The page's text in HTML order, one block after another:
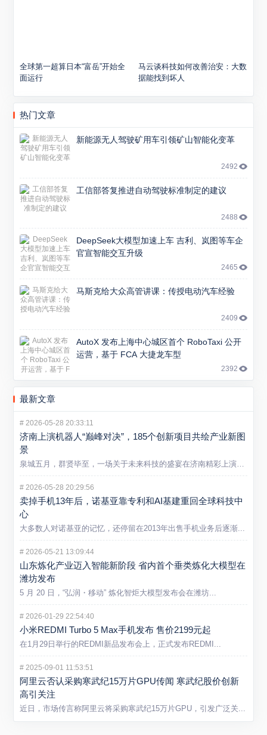
全球第一超算日本“富岳”开始全
面运行
马云谈科技如何改善治安：大数
据能找到坏人
热门文章
新能源无人驾驶矿用车引领矿山智能化变革
2492
工信部答复推进自动驾驶标准制定的建议
2488
DeepSeek大模型加速上车 吉利、岚图等车企
官宣智能交互升级
2465
马斯克给大众高管讲课：传授电动汽车经验
2409
AutoX 发布上海中心城区首个 RoboTaxi 公开
运营，基于 FCA 大捷龙车型
2392
最新文章
# 2026-05-28 20:33:11
济南上演机器人“巅峰对决”，185个创新项目共绘产业新图
景
# 2026-05-28 20:29:56
卖掉手机13年后，诺基亚靠专利和AI基建重回全球科技中
心
大多数人对诺基亚的记忆，还停留在2013年出售手机业务后逐渐...
# 2026-05-21 13:09:44
山东炼化产业迈入智能新阶段 省内首个垂类炼化大模型在
潍坊发布
5 月 20 日，“弘润・移动” 炼化智炬大模型发布会在潍坊...
# 2026-01-29 22:54:40
小米REDMI Turbo 5 Max手机发布 售价2199元起
在1月29日举行的REDMI新品发布会上，正式发布REDMI...
# 2025-09-01 11:53:51
阿里云否认采购寒武纪15万片GPU传闻 寒武纪股价创新
高引关注
近日，市场传言称阿里云将采购寒武纪15万片GPU，引发广泛关...